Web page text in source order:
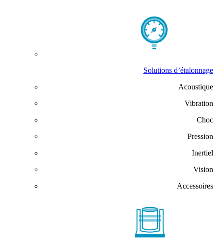
Solutions d’étalonnage
Acoustique
Vibration
Choc
Pression
Inertiel
Vision
Accessoires